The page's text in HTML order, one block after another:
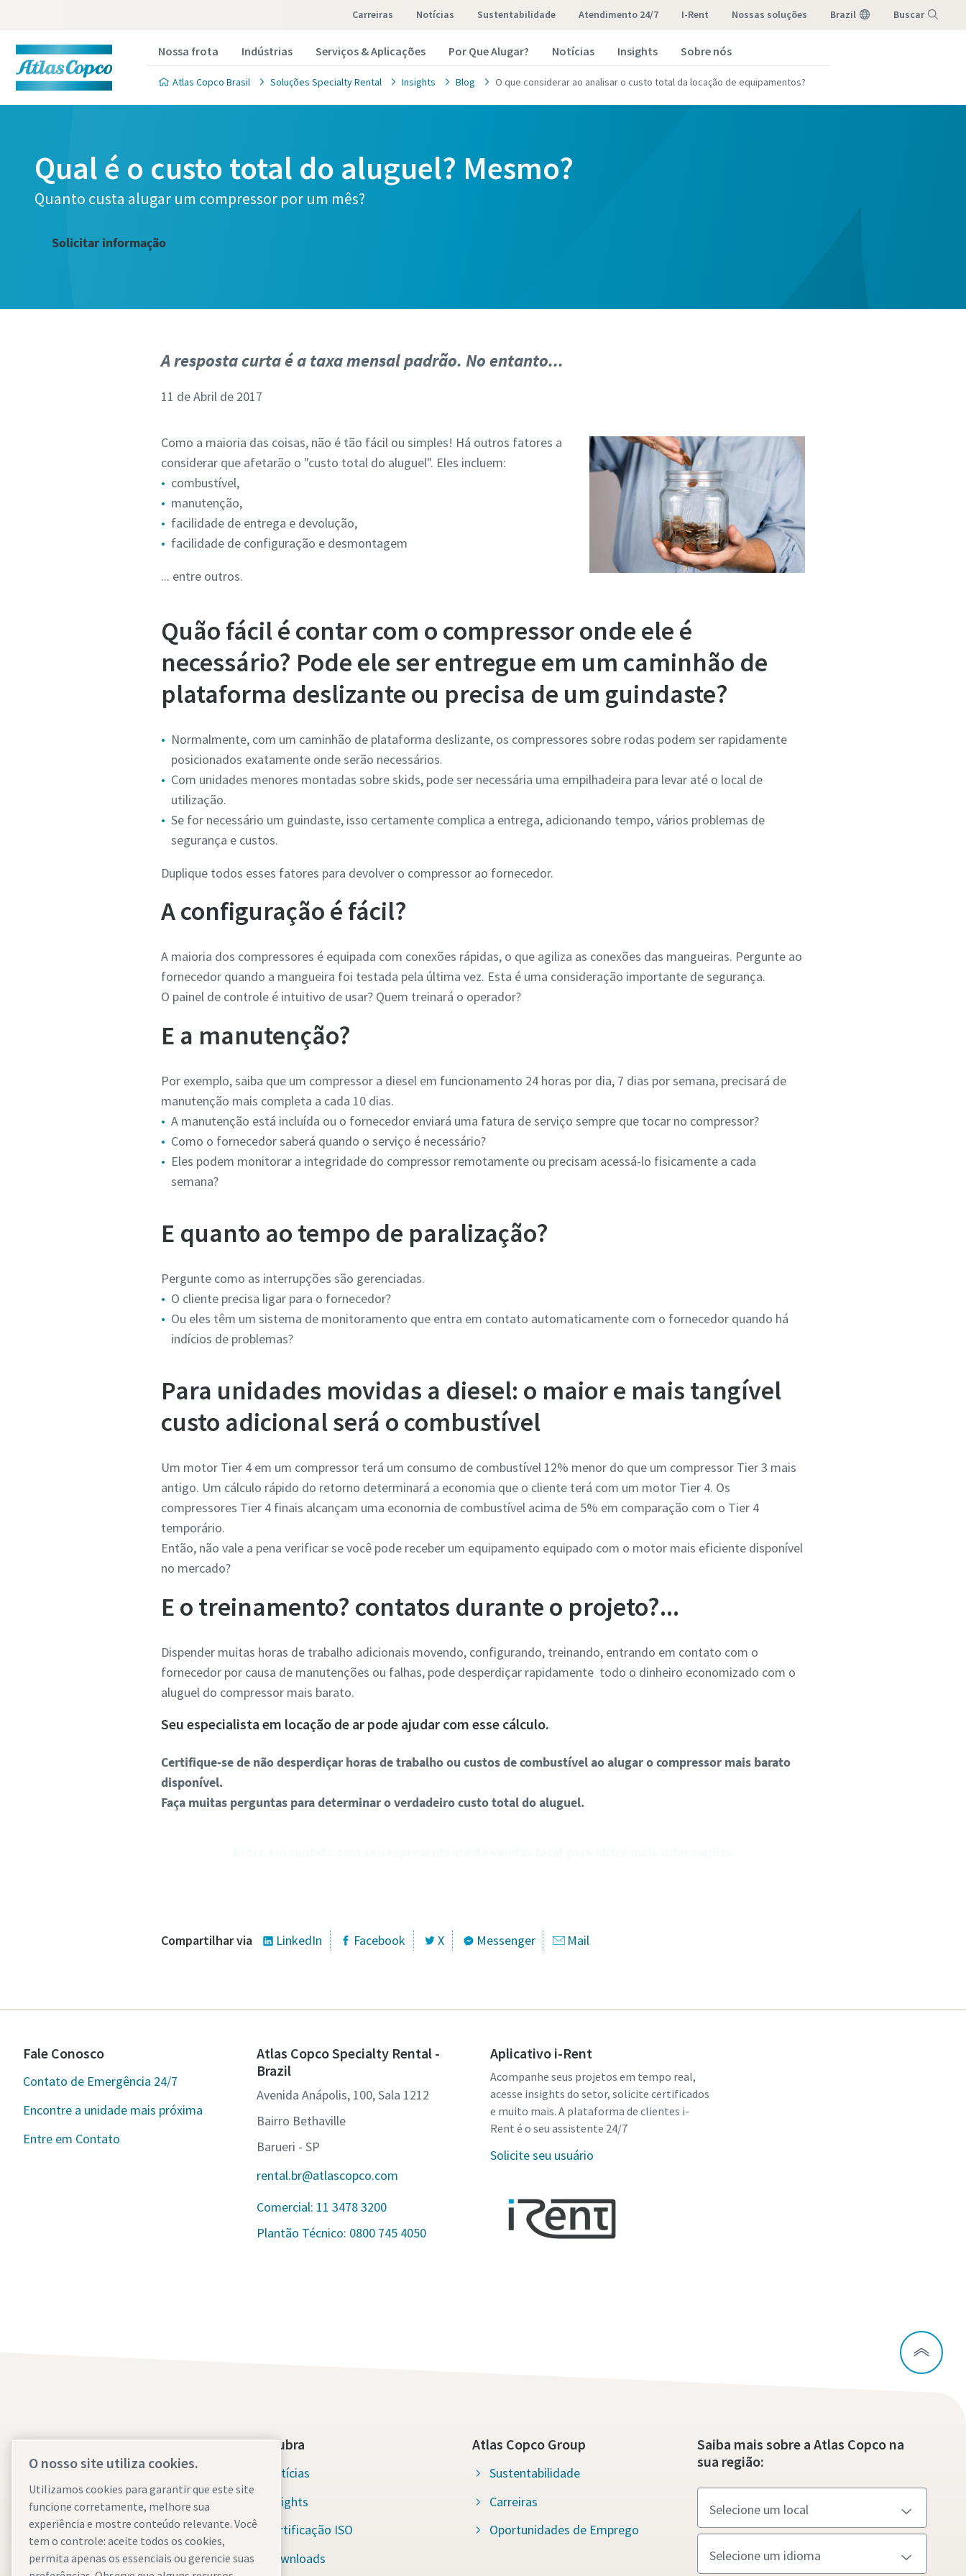
Carreiras Notícias Sustentabilidade Atendimento 24/7 I-Rent nossas soluções Brazil Buscar
Nossa frota Indústrias Serviços & Aplicações Por Que Alugar? Notícias Insights Sobre nós
Atlas Copco Brasil Soluções Specialty Rental Insights Blog O que considerar ao analisar o custo total da locação de equipamentos?
Qual é o custo total do aluguel? Mesmo?
Quanto custa alugar um compressor por um mês?
Solicitar informação
A resposta curta é a taxa mensal padrão. No entanto...
11 de Abril de 2017
Como a maioria das coisas, não é tão fácil ou simples! Há outros fatores a
considerar que afetarão o "custo total do aluguel". Eles incluem:
combustível,
manutenção,
facilidade de entrega e devolução,
facilidade de configuração e desmontagem
... entre outros.
Quão fácil é contar com o compressor onde ele é
necessário? Pode ele ser entregue em um caminhão de
plataforma deslizante ou precisa de um guindaste?
Normalmente, com um caminhão de plataforma deslizante, os compressores sobre rodas podem ser rapidamente
posicionados exatamente onde serão necessários.
Com unidades menores montadas sobre skids, pode ser necessária uma empilhadeira para levar até o local de
utilização.
Se for necessário um guindaste, isso certamente complica a entrega, adicionando tempo, vários problemas de
segurança e custos.
Duplique todos esses fatores para devolver o compressor ao fornecedor.
A configuração é fácil?
A maioria dos compressores é equipada com conexões rápidas, o que agiliza as conexões das mangueiras. Pergunte ao
fornecedor quando a mangueira foi testada pela última vez. Esta é uma consideração importante de segurança.
O painel de controle é intuitivo de usar? Quem treinará o operador?
E a manutenção?
Por exemplo, saiba que um compressor a diesel em funcionamento 24 horas por dia, 7 dias por semana, precisará de
manutenção mais completa a cada 10 dias.
A manutenção está incluída ou o fornecedor enviará uma fatura de serviço sempre que tocar no compressor?
Como o fornecedor saberá quando o serviço é necessário?
Eles podem monitorar a integridade do compressor remotamente ou precisam acessá-lo fisicamente a cada
semana?
E quanto ao tempo de paralização?
Pergunte como as interrupções são gerenciadas.
O cliente precisa ligar para o fornecedor?
Ou eles têm um sistema de monitoramento que entra em contato automaticamente com o fornecedor quando há
indícios de problemas?
Para unidades movidas a diesel: o maior e mais tangível
custo adicional será o combustível
Um motor Tier 4 em um compressor terá um consumo de combustível 12% menor do que um compressor Tier 3 mais
antigo. Um cálculo rápido do retorno determinará a economia que o cliente terá com um motor Tier 4. Os
compressores Tier 4 finais alcançam uma economia de combustível acima de 5% em comparação com o Tier 4
temporário.
Então, não vale a pena verificar se você pode receber um equipamento equipado com o motor mais eficiente disponível
no mercado?
E o treinamento? contatos durante o projeto?...
Dispender muitas horas de trabalho adicionais movendo, configurando, treinando, entrando em contato com o
fornecedor por causa de manutenções ou falhas, pode desperdiçar rapidamente todo o dinheiro economizado com o
aluguel do compressor mais barato.
Seu especialista em locação de ar pode ajudar com esse cálculo.
Certifique-se de não desperdiçar horas de trabalho ou custos de combustível ao alugar o compressor mais barato
disponível.
Faça muitas perguntas para determinar o verdadeiro custo total do aluguel.
Compartilhar via LinkedIn Facebook X Messenger Mail
Fale Conosco
Contato de Emergência 24/7
Encontre a unidade mais próxima
Entre em Contato
Atlas Copco Specialty Rental -
Brazil
Avenida Anápolis, 100, Sala 1212
Bairro Bethaville
Barueri - SP
rental.br@atlascopco.com
Comercial: 11 3478 3200
Plantão Técnico: 0800 745 4050
Aplicativo i-Rent
Acompanhe seus projetos em tempo real,
acesse insights do setor, solicite certificados
e muito mais. A plataforma de clientes i-
Rent é o seu assistente 24/7
Solicite seu usuário
Entre em Contato
Suporte de Emergência 24/7
Nossos Serviços
Frota
Indústrias
Descubra
Notícias
Insights
Certificação ISO
Downloads
Atlas Copco Group
Sustentabilidade
Carreiras
Oportunidades de Emprego
Saiba mais sobre a Atlas Copco na
sua região:
O nosso site utiliza cookies.
Utilizamos cookies para garantir que este site
funcione corretamente, melhore sua
experiência e mostre conteúdo relevante. Você
tem o controle: aceite todos os cookies,
permita apenas os essenciais ou gerencie suas